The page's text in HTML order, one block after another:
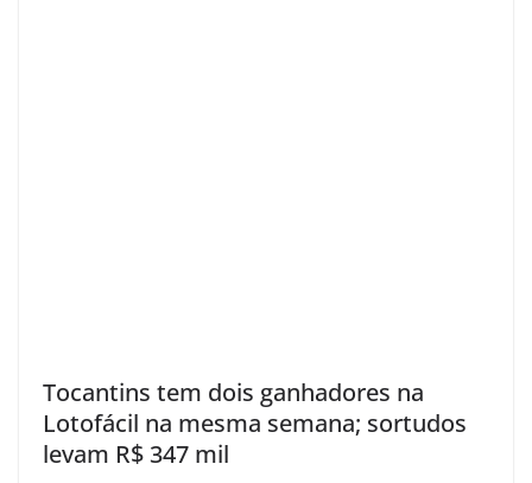
Tocantins tem dois ganhadores na
Lotofácil na mesma semana; sortudos
levam R$ 347 mil